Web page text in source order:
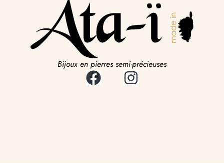
Bijoux en pierres semi-précieuses